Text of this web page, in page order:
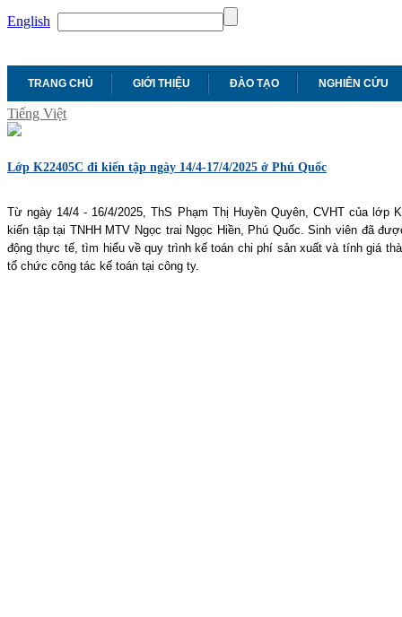
English
TRANG CHỦ GIỚI THIỆU ĐÀO TẠO NGHIÊN CỨU
Tiếng Việt
Lớp K22405C đi kiến tập ngày 14/4-17/4/2025 ở Phú Quốc
Từ ngày 14/4 - 16/4/2025, ThS Phạm Thị Huyền Quyên, CVHT của lớp
kiến tập tại TNHH MTV Ngọc trai Ngọc Hiền, Phú Quốc. Sinh viên đã
động thực tế, tìm hiểu về quy trình kế toán chi phí sản xuất và tính giá
tổ chức công tác kế toán tại công ty.